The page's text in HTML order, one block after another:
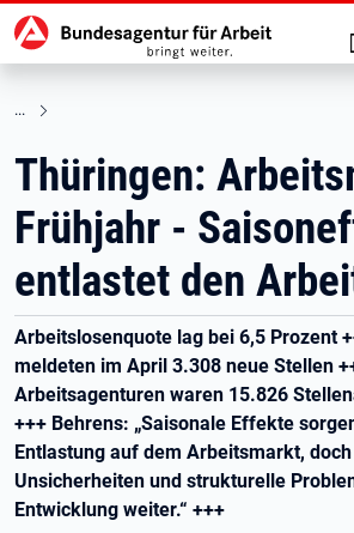
zu den Hauptinhalten springen
Hauptnavigation
Thüringen:
Frühjahr -
entlastet den
Arbeitslosenquote lag bei 6,5 Prozent
meldeten im April 3.308 neue Stellen
Arbeitsagenturen waren 15.826
+++ Behrens: „Saisonale Effekte
Entlastung auf dem Arbeitsmarkt,
Unsicherheiten und strukturelle
Entwicklung weiter.“ +++